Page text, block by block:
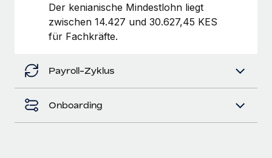
Auch im neuen Jahr wollen wir bei Remote Unternehmen
aller Größen dabei unterstützen, die beste...
Wie Phiture 55 Mitarbeiter:innen in 19 Ländern
mit Remote verwaltet
Phiture ist der unumstrittene Marktführer im Bereich der
Der kenianische Mindestlohn liegt
zwischen 14.427 und 30.627,45 KES
für Fachkräfte.
Payroll-Zyklus
Onboarding